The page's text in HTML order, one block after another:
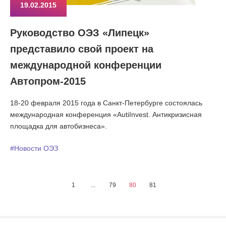
19.02.2015
Руководство ОЭЗ «Липецк»
представило свой проект на
международной конференции
Автопром-2015
18-20 февраля 2015 года в Санкт-Петербурге состоялась
международная конференция «AutiInvest. Антикризисная
площадка для автобизнеса».
#Новости ОЭЗ
1 79 80 81